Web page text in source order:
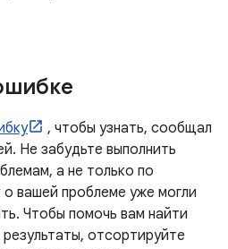
, чтобы узнать, сообщал
Не забудьте выполнить
а не только по
вашей проблеме уже могли
Чтобы помочь вам найти
отсортируйте